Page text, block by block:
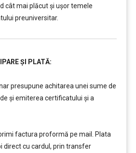
cât mai plăcut și ușor temele
preuniversitar.
ȘI PLATĂ:
presupune achitarea unei sume de
şi emiterea certificatului și a
factura proformă pe mail. Plata
direct cu cardul, prin transfer